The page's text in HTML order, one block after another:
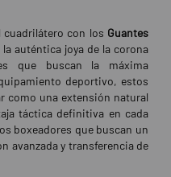
cuadrilátero con los Guantes
la auténtica joya de la corona
que buscan la máxima
deportivo, estos
como una extensión natural
táctica definitiva en cada
boxeadores que buscan un
avanzada y transferencia de